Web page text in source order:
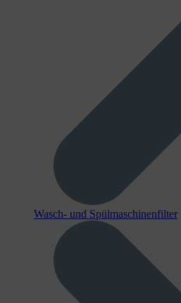
Wasch- und Spülmaschinenfilter